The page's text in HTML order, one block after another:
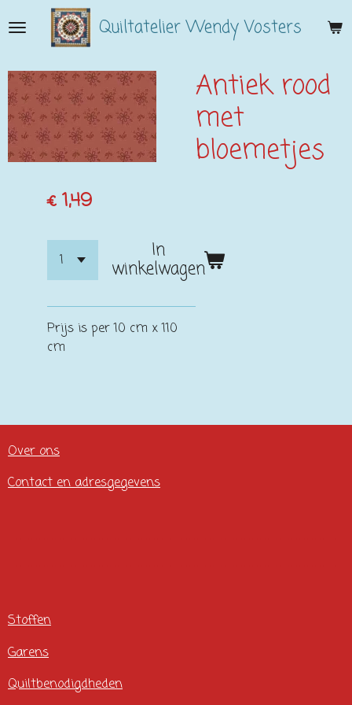
direct
de
hoofdinhoud
Quiltatelier Wendy Vosters
Antiek rood
met
bloemetjes
€ 1,49
In
winkelwagen
Prijs is per 10 cm x 110
cm
Over ons
Contact en adresgegevens
Stoffen
Garens
Quiltbenodigdheden